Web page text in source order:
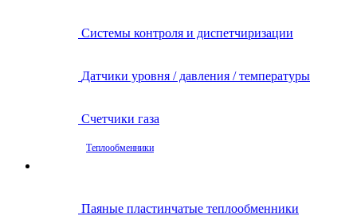
Системы контроля и диспетчиризации
Датчики уровня / давления / температуры
Счетчики газа
Теплообменники
Паяные пластинчатые теплообменники